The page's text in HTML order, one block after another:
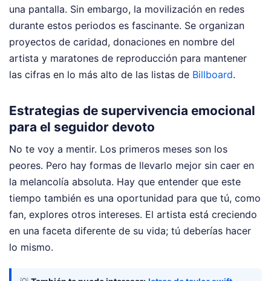
una pantalla. Sin embargo, la movilización en redes
durante estos periodos es fascinante. Se organizan
proyectos de caridad, donaciones en nombre del
artista y maratones de reproducción para mantener
las cifras en lo más alto de las listas de Billboard.
Estrategias de supervivencia emocional
para el seguidor devoto
No te voy a mentir. Los primeros meses son los
peores. Pero hay formas de llevarlo mejor sin caer en
la melancolía absoluta. Hay que entender que este
tiempo también es una oportunidad para que tú, como
fan, explores otros intereses. El artista está creciendo
en una faceta diferente de su vida; tú deberías hacer
lo mismo.